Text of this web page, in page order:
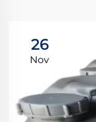
26
Nov